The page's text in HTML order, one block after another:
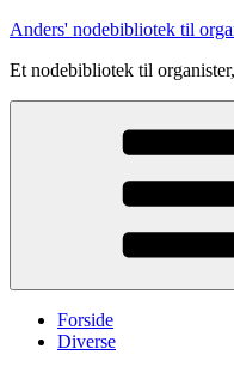
Videre
indhold
Anders' nodebibliotek til
Et nodebibliotek til
Forside
Diverse